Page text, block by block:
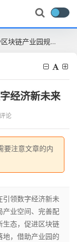
产业园规划，引领数字经济新未来
经济新未来
论
要注意文章的内
引领数字经济新未
产业空间、完善配
生态，促进区块链
，借助产业园的